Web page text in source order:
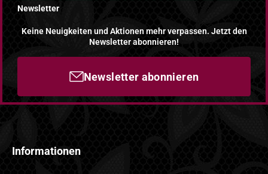
Newsletter
Keine Neuigkeiten und Aktionen mehr verpassen. Jetzt den
Newsletter abonnieren!
Newsletter abonnieren
Informationen